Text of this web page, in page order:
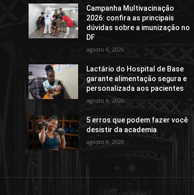
Campanha Multivacinação
2026: confira as principais
dúvidas sobre a imunização no
DF
agosto 6, 2026
Lactário do Hospital de Base
garante alimentação segura e
personalizada aos pacientes
agosto 6, 2026
5 erros que podem fazer você
desistir da academia
agosto 6, 2026